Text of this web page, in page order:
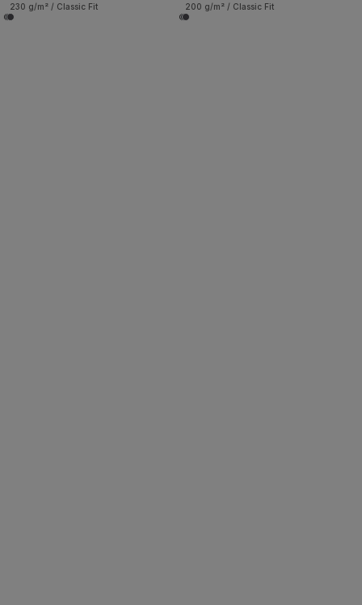
230 g/m² / Classic Fit 200 g/m² / Classic Fit